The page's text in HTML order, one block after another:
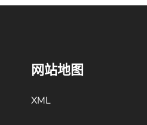
网站地图
XML